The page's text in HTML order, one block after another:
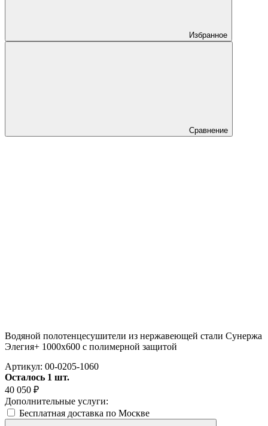
Избранное
Сравнение
Водяной полотенцесушители из нержавеющей стали Сунержа
Элегия+ 1000x600 с полимерной защитой
Артикул: 00-0205-1060
Осталось 1 шт.
40 050 ₽
Дополнительные услуги:
Бесплатная доставка по Москве